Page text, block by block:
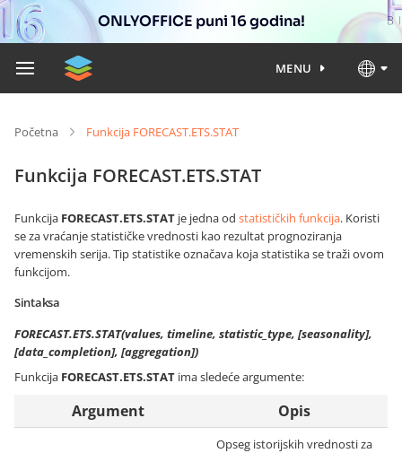
ONLYOFFICE puni 16 godina!
MENU
Početna Funkcija FORECAST.ETS.STAT
Funkcija FORECAST.ETS.STAT
Funkcija FORECAST.ETS.STAT je jedna od statističkih funkcija. Koristi
se za vraćanje statističke vrednosti kao rezultat prognoziranja
vremenskih serija. Tip statistike označava koja statistika se traži ovom
funkcijom.
Sintaksa
FORECAST.ETS.STAT(values, timeline, statistic_type, [seasonality],
[data_completion], [aggregation])
Funkcija FORECAST.ETS.STAT ima sledeće argumente:
Argument Opis
Opseg istorijskih vrednosti za